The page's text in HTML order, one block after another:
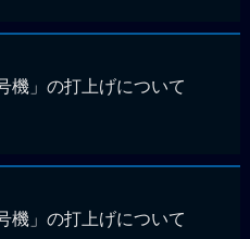
機」の打上げについて
機」の打上げについて